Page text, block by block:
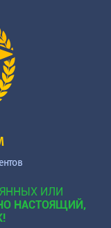
ИЛИ
НАСТОЯЩИЙ,